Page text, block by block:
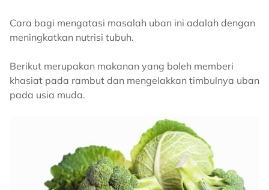
Cara bagi mengatasi masalah uban ini adalah dengan
meningkatkan nutrisi tubuh.
Berikut merupakan makanan yang boleh memberi
khasiat pada rambut dan mengelakkan timbulnya uban
pada usia muda.